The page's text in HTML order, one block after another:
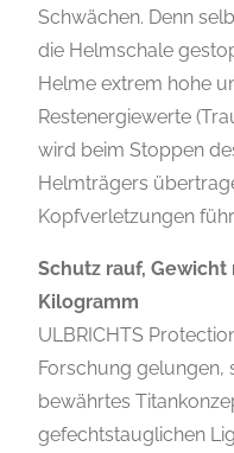
Schwächen. Denn
die Helmschale
Helme extrem hohe
Restenergiewerte
wird beim Stoppen
Helmträgers
Kopfverletzungen
Schutz rauf, Gewicht
Kilogramm
ULBRICHTS
Forschung gelungen,
bewährtes
gefechtstauglichen